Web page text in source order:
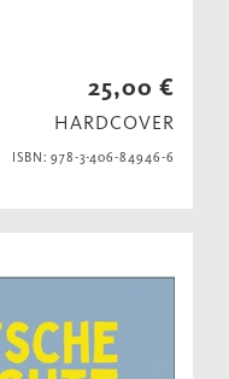
25,00 €
HARDCOVER
ISBN: 978-3-406-84946-6